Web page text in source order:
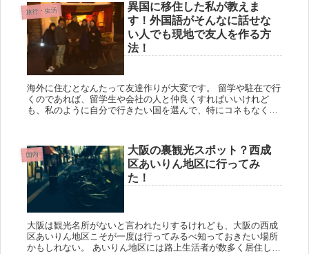
旅行・生活
異国に移住した私が教えま
す！外国語がそんなに話せな
い人でも現地で友人を作る方
法！
海外に住むとなんたって友達作りが大変です。 留学や駐在で行
くのであれば、留学生や会社の人と仲良くすればいいけれど
も、私のように自分で行きたい国を選んで、特にコネもなく移
国内
大阪の裏観光スポット？西成
区あいりん地区に行ってみ
た！
大阪は観光名所がないと言われたりするけれども、大阪の西成
区あいりん地区こそが一度は行ってみるべ知っておきたい場所
かもしれない。 あいりん地区には路上生活者が数多く居住し